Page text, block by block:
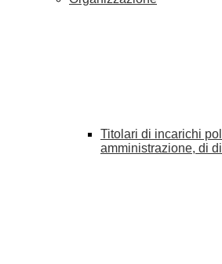
Titolari di incarichi
amministrazione, di